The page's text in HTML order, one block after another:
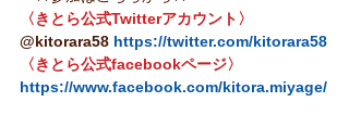
〈きとら公式Twitterアカウント〉
@kitorara58 https://twitter.com/kitorara58
〈きとら公式facebookページ〉
https://www.facebook.com/kitora.miyage/